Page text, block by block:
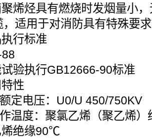
烃具有燃烧时发烟量小，
，适用于对消防具有特殊要
行标准
执行GB12666-90标准
性
电压：U0/U 450/750KV
度：聚氯乙烯（聚乙烯）
绝缘90℃